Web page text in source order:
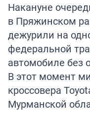
Накануне
в Пряжинском
дежурили на
федеральной
автомобиле без
В этот момент
кроссовера
Мурманской